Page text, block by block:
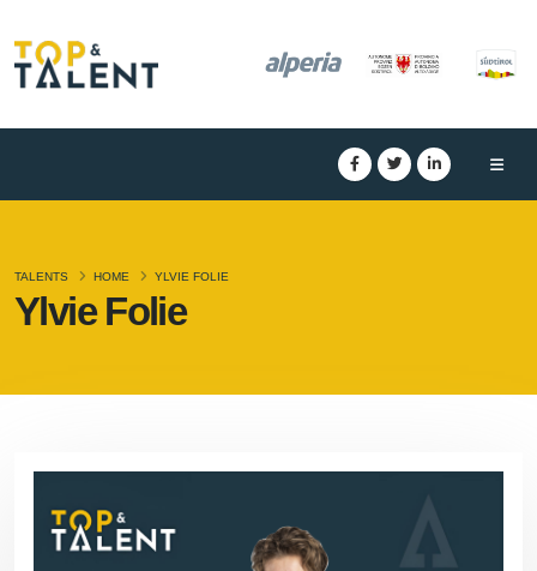
Ylvie Folie
TALENTS HOME YLVIE FOLIE